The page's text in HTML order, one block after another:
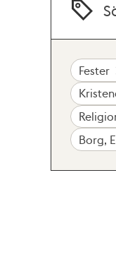
Fester
Borg,